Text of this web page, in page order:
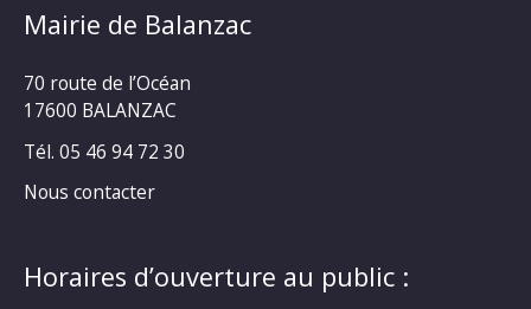
Mairie de Balanzac
70 route de l’Océan
17600 BALANZAC
Tél. 05 46 94 72 30
Nous contacter
Horaires d’ouverture au public :